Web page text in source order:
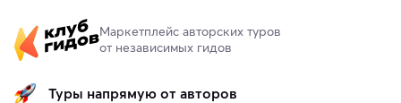
Маркетплейс авторских туров
от независимых гидов
Туры напрямую от авторов